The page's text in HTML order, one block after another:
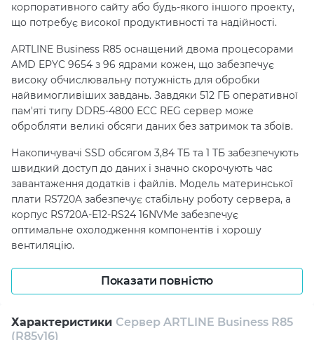
корпоративного сайту або будь-якого іншого проекту,
що потребує високої продуктивності та надійності.
ARTLINE Business R85 оснащений двома процесорами
AMD EPYC 9654 з 96 ядрами кожен, що забезпечує
високу обчислювальну потужність для обробки
найвимогливіших завдань. Завдяки 512 ГБ оперативної
пам'яті типу DDR5-4800 ECC REG сервер може
обробляти великі обсяги даних без затримок та збоїв.
Накопичувачі SSD обсягом 3,84 ТБ та 1 ТБ забезпечують
швидкий доступ до даних і значно скорочують час
завантаження додатків і файлів. Модель материнської
плати RS720A забезпечує стабільну роботу сервера, а
корпус RS720A-E12-RS24 16NVMe забезпечує
оптимальне охолодження компонентів і хорошу
вентиляцію.
Завдяки мережевому контролеру Intel X710-DA2 10GbE
LAN Controller сервер забезпечує швидкий і стабільний
такими як гарантійний пакет Artline Premium,
гарантійний період 38 місяців і гаряча заміна
Показати повністю
Характеристики Сервер ARTLINE Business R85
(R85v16)